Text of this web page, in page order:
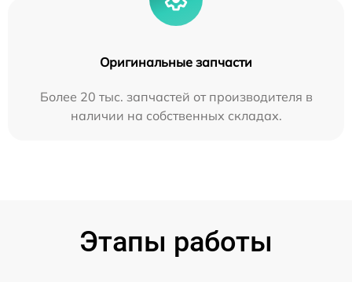
Оригинальные запчасти
Более 20 тыс. запчастей от производителя в
наличии на собственных складах.
Этапы работы